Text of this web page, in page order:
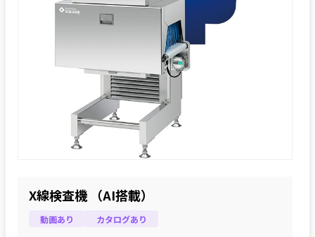
X線検査機 （AI搭載）
動画あり カタログあり